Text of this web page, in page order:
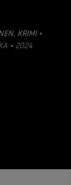
, KRIMI•
• 2024